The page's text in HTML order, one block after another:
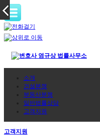
소개
건설분쟁
부동산분쟁
일반법률상담
고객지원
고객지원